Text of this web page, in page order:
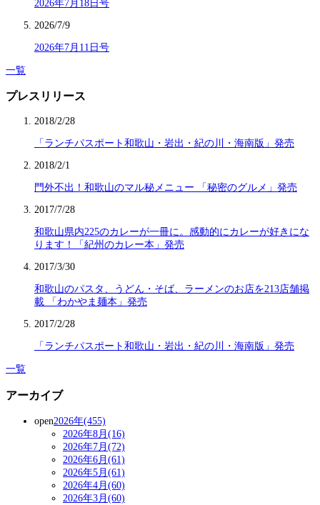
2026年7月18日号
2026/7/9
2026年7月11日号
一覧
プレスリリース
2018/2/28
「ランチパスポート和歌山・岩出・紀の川・海南版」発売
2018/2/1
門外不出！和歌山のマル秘メニュー 「秘密のグルメ」発売
2017/7/28
和歌山県内225のカレーが一冊に。感動的にカレーが好きにな
ります！「紀州のカレー本」発売
2017/3/30
和歌山のパスタ、うどん・そば、ラーメンのお店を213店舗掲
載 「わかやま麺本」発売
2017/2/28
「ランチパスポート和歌山・岩出・紀の川・海南版」発売
一覧
アーカイブ
open2026年(455)
2026年8月(16)
2026年7月(72)
2026年6月(61)
2026年5月(61)
2026年4月(60)
2026年3月(60)